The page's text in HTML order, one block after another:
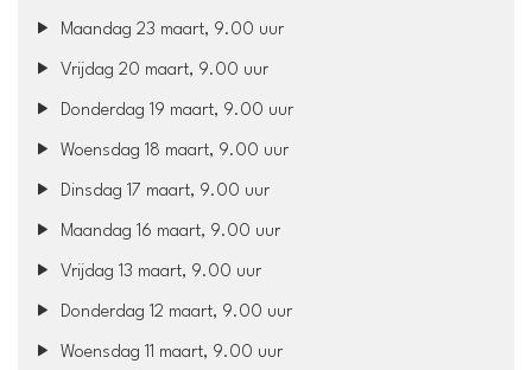
Maandag 23 maart, 9.00 uur
Vrijdag 20 maart, 9.00 uur
Donderdag 19 maart, 9.00 uur
Woensdag 18 maart, 9.00 uur
Dinsdag 17 maart, 9.00 uur
Maandag 16 maart, 9.00 uur
Vrijdag 13 maart, 9.00 uur
Donderdag 12 maart, 9.00 uur
Woensdag 11 maart, 9.00 uur